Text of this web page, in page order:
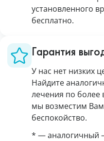
установленного
бесплатно.
Гарантия
У нас нет низких
Найдите
лечения по
мы возместим
беспокойство.
* — аналогичный